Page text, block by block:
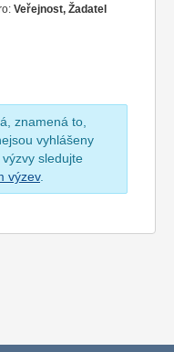
Veřejnost, Žadatel
znamená to,
vyhlášeny
sledujte
výzev.